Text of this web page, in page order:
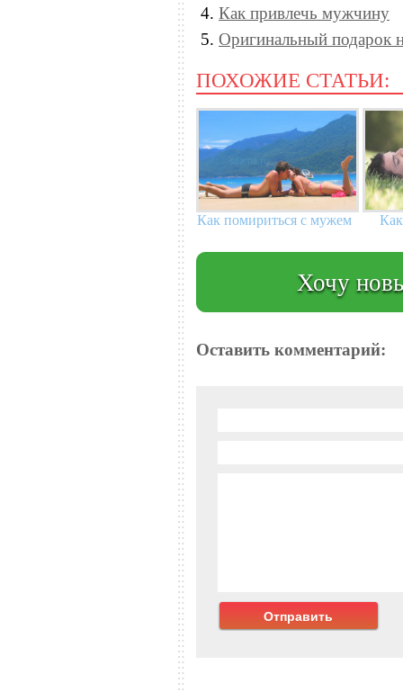
Как привлечь мужчину
Оригинальный подарок
ПОХОЖИЕ СТАТЬИ:
Как помириться с мужем
Хочу
Оставить комментарий: